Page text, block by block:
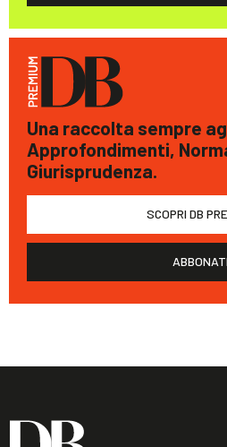
Una raccolta sempre
Approfondimenti,
Giurisprudenza.
SCOPRI DB
ABBONATI